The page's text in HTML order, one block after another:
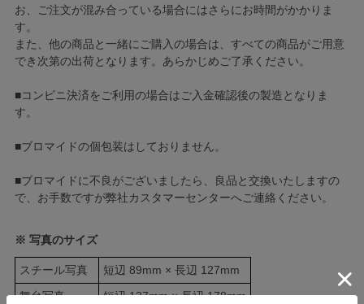
お、ご注文が混み合っている場合にはさらにお時間がかかりま
す。
また、他の商品と一緒にご購入の場合は、すべての商品がご用意
でき次第の出荷となります。あらかじめご了承ください。
■コンビニ決済をご利用の場合はご入金確認後の製造となりま
す。
■ブロマイドの個包装はしておりません。
■ブロマイドに不良がございましたら、良品と交換いたしますの
で、お手数ですが弊社カスタマーセンターへご連絡ください。
※ 写真のサイズ
スチール写真
短辺 89mm × 長辺 127mm
舞台写真
短辺 127mm × 長辺 178mm